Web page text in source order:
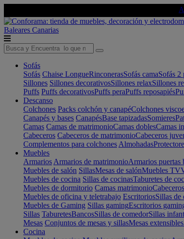
Baleares Canarias
Sofás
Sofás Chaise LongueRinconerasSofás camaSofás 2
Sillones Sillones decorativosSillones relaxSillones
Puffs Puffs decorativosPuffs peraPuffs reposapiés
Descanso
Colchones Packs colchón y canapéColchones
Canapés y bases CanapésBase tapizadasSomieres
Camas Camas de matrimonioCamas doblesCamas
Cabeceros Cabeceros de matrimonioCabeceros
Complementos para colchones Almohadas
Muebles
Armarios Armarios de matrimonioArmarios puertas
Muebles de salón SillasMesas de salónMuebles TV
Muebles de cocina Sillas de cocinasTaburetes de
Muebles de dormitorio Camas matrimonio
Muebles de oficina y teletrabajo EscritoriosSillas de
Muebles de Gaming Sillas gamingEscritorios
Sillas TaburetesBancosSillas de comedorSillas
Mesas Conjuntos de mesas y sillasMesas extensibles
Cocina